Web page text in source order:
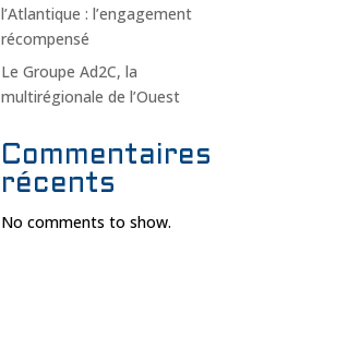
l’Atlantique : l’engagement
récompensé
Le Groupe Ad2C, la
multirégionale de l’Ouest
Commentaires
récents
No comments to show.